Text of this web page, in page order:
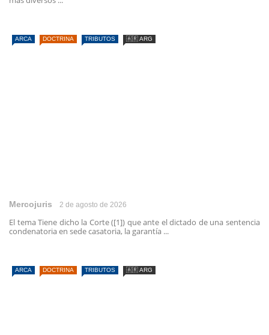
ARCA DOCTRINA TRIBUTOS 🇦🇷 ARG
Mercojuris 2 de agosto de 2026
El tema Tiene dicho la Corte ([1]) que ante el dictado de una sentencia
condenatoria en sede casatoria, la garantía ...
ARCA DOCTRINA TRIBUTOS 🇦🇷 ARG